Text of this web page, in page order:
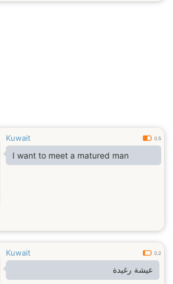
Kuwait 0.5
I want to meet a matured man
Kuwait 0.2
عيشة رغيدة